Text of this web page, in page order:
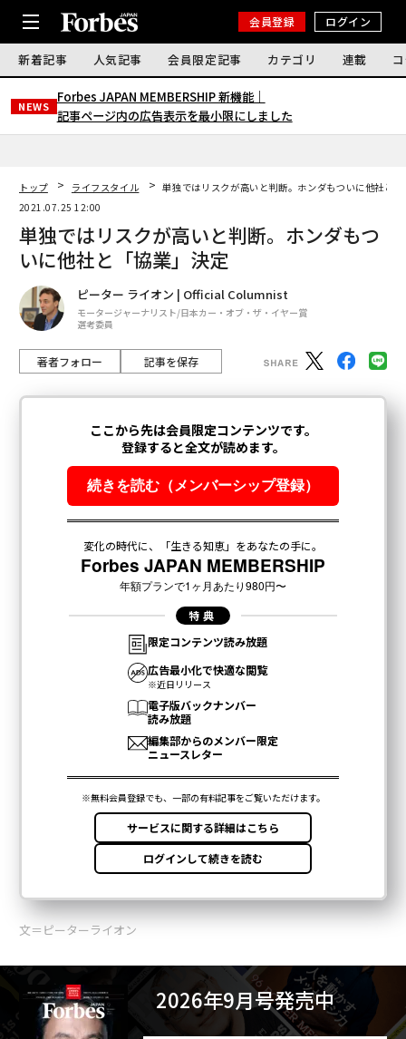
会員登録 ログイン
新着記事 人気記事 会員限定記事 カテゴリ 連載
NEWS
Forbes JAPAN MEMBERSHIP 新機能｜
記事ページ内の広告表示を最小限にしました
トップ ライフスタイル
単独ではリスクが高いと判断。ホンダもついに他社と
2021.07.25 12:00
単独ではリスクが高いと判断。ホンダもつ
いに他社と「協業」決定
ピーター ライオン | Official Columnist
モータージャーナリスト/日本カー・オブ・ザ・イヤー賞
選考委員
著者フォロー 記事を保存
文＝ピーターライオン
2026年9月号発売中